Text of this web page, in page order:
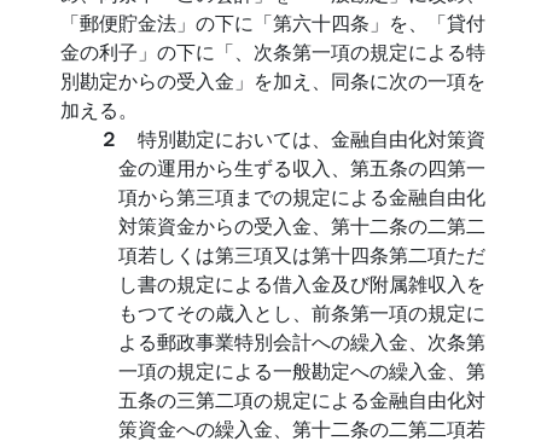
「郵便貯金法」の下に「第六十四条」を、「貸付
金の利子」の下に「、次条第一項の規定による特
別勘定からの受入金」を加え、同条に次の一項を
加える。
２ 特別勘定においては、金融自由化対策資
金の運用から生ずる収入、第五条の四第一
項から第三項までの規定による金融自由化
対策資金からの受入金、第十二条の二第二
項若しくは第三項又は第十四条第二項ただ
し書の規定による借入金及び附属雑収入を
もつてその歳入とし、前条第一項の規定に
よる郵政事業特別会計への繰入金、次条第
一項の規定による一般勘定への繰入金、第
五条の三第二項の規定による金融自由化対
策資金への繰入金、第十二条の二第二項若